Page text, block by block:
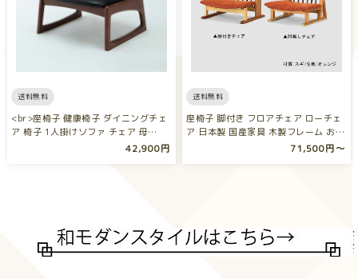
送料無料
<br>座椅子 健康椅子 ダイニングチェ
ア 椅子 1人掛けソファ チェア 母…
42,900円
送料無料
座椅子 脚付き フロアチェア ローチェ
ア 日本製 国産家具 木製フレーム お…
71,500円〜